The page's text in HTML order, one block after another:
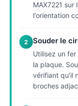
MAX7221
l'orientation
2 Souder le
Utilisez un
la plaque.
vérifiant qu'il
broches